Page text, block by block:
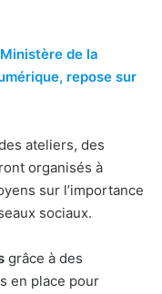
de la
repose sur
ateliers, des
organisés à
sur l’importance
sociaux.
grâce à des
en place pour